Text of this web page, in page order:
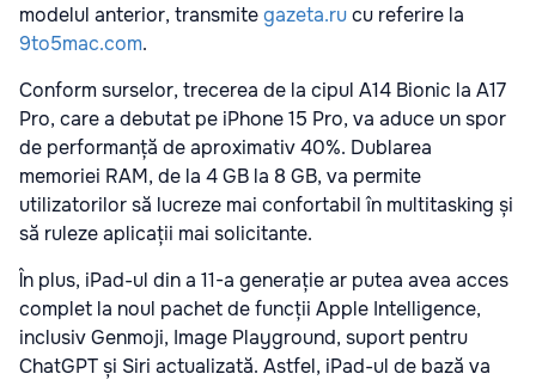
modelul anterior, transmitegazeta.rucu referire la
9to5mac.com.
Conform surselor, trecerea de la cipul A14 Bionic la A17
Pro, care a debutat pe iPhone 15 Pro, va aduce un spor
de performanță de aproximativ 40%. Dublarea
memoriei RAM, de la 4 GB la 8 GB, va permite
utilizatorilor să lucreze mai confortabil în multitasking și
să ruleze aplicații mai solicitante.
În plus, iPad-ul din a 11-a generație ar putea avea acces
complet la noul pachet de funcții Apple Intelligence,
inclusiv Genmoji, Image Playground, suport pentru
ChatGPT și Siri actualizată. Astfel, iPad-ul de bază va